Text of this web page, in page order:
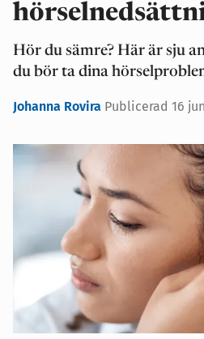
Hör du sämre? Här är sju
du bör ta dina
Johanna Rovira Publicerad 16